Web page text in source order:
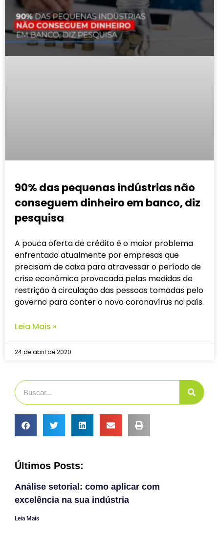
90% das pequenas indústrias não
conseguem dinheiro em banco, diz
pesquisa
A pouca oferta de crédito é o maior problema
enfrentado atualmente por empresas que
precisam de caixa para atravessar o período de
crise econômica provocada pelas medidas de
restrição à circulação das pessoas tomadas pelo
governo para conter o novo coronavírus no país.
Leia Mais »
24 de abril de 2020
Últimos Posts:
Análise setorial: como aplicar com
excelência na sua indústria
Leia Mais